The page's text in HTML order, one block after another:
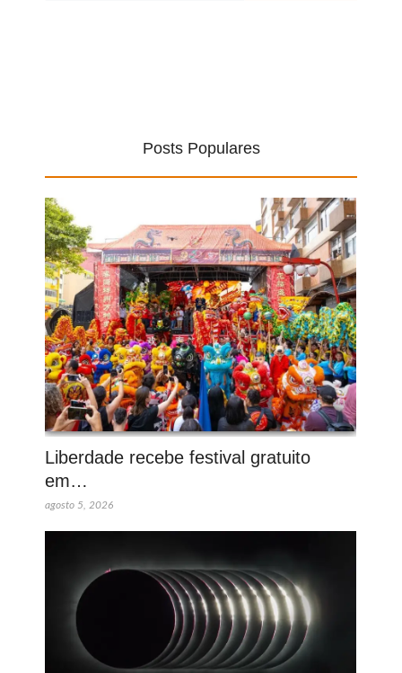
Posts Populares
Liberdade recebe festival gratuito
em…
agosto 5, 2026